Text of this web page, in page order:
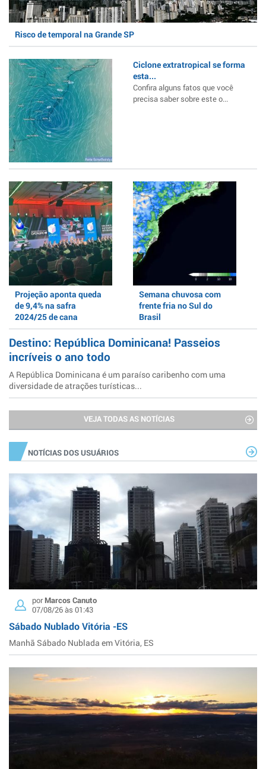
Risco de temporal na Grande SP
Ciclone extratropical se forma
esta...
Confira alguns fatos que você
precisa saber sobre este o...
Projeção aponta queda
de 9,4% na safra
2024/25 de cana
Semana chuvosa com
frente fria no Sul do
Brasil
Destino: República Dominicana! Passeios
incríveis o ano todo
A República Dominicana é um paraíso caribenho com uma
diversidade de atrações turísticas...
VEJA TODAS AS NOTÍCIAS
NOTÍCIAS DOS USUÁRIOS
porMarcos Canuto
07/08/26 às 01:43
Sábado Nublado Vitória -ES
Manhã Sábado Nublada em Vitória, ES